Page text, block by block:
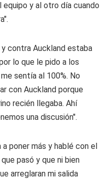
y al otro día cuando
contra Auckland estaba
lo que le pido a los
sentía al 100%. No
con Auckland porque
recién llegaba. Ahí
una discusión".
poner más y hablé con el
pasó y que ni bien
arreglaran mi salida